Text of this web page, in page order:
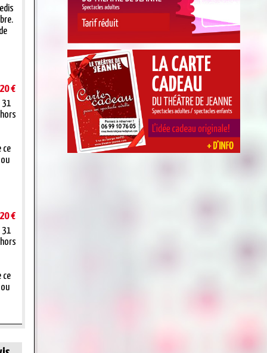
20 €
31
ce
20 €
31
ce